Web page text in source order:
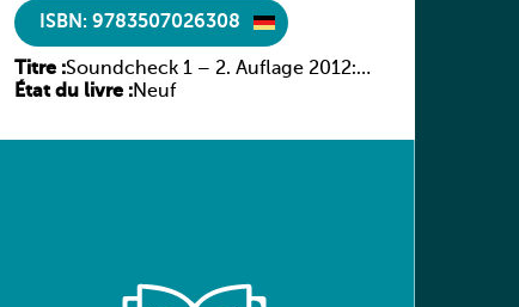
ISBN: 9783507026308
Titre :Soundcheck 1 – 2. Auflage 2012:
Schülerband 1
État du livre :Neuf